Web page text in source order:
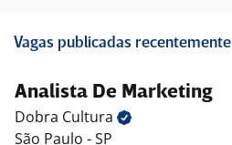
Vagas publicadas recentemente
Analista De Marketing
Dobra Cultura
São Paulo - SP